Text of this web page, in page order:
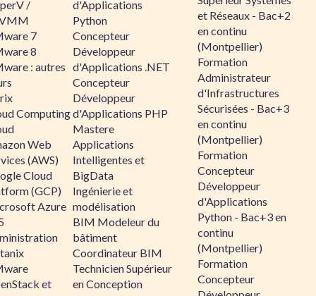
/
7
8
: autres
Computing
Web
(AWS)
Cloud
(GCP)
Azure
et
d'Applications
Python
Concepteur
Développeur
d'Applications .NET
Concepteur
Développeur
d'Applications PHP
Mastere
Applications
Intelligentes et
BigData
Ingénierie et
modélisation
BIM Modeleur du
bâtiment
Coordinateur BIM
Technicien Supérieur
en Conception
et Réseaux - Bac+2
en continu
(Montpellier)
Formation
Administrateur
d'Infrastructures
Sécurisées - Bac+3
en continu
(Montpellier)
Formation
Concepteur
Développeur
d'Applications
Python - Bac+3 en
continu
(Montpellier)
Formation
Concepteur